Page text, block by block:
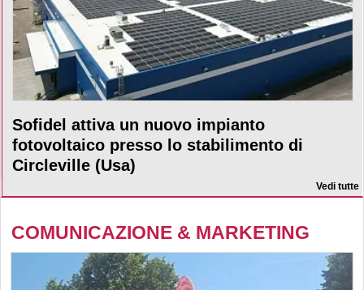
Sofidel attiva un nuovo impianto
fotovoltaico presso lo stabilimento di
Circleville (Usa)
Vedi tutte
COMUNICAZIONE & MARKETING